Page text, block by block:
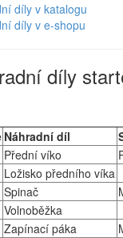
díly v katalogu
díly v e-shopu
díly
Náhradní díl
Přední víko
Ložisko předního víka
Spinač
Volnoběžka
Zapínací páka